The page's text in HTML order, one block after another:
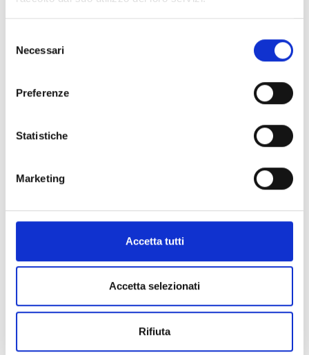
delNecessari
Preferenze
Statistiche
Marketing
Accetta tutti
Accetta selezionati
Rifiuta
Film in lingua italiana
PARTE DI:
Rassegne
Minori di 18 anni: € 4,50
Studenti (escluso sabato e festivi): € 4,50